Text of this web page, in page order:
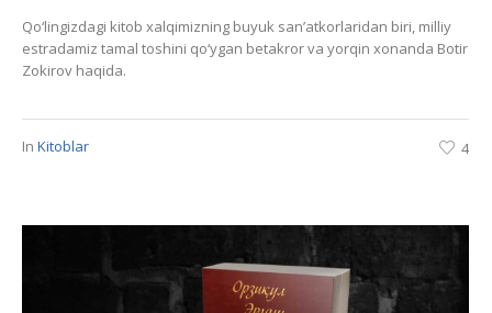
Qo‘lingizdagi kitob xalqimizning buyuk san’atkorlaridan biri, milliy
estradamiz tamal toshini qo‘ygan betakror va yorqin xonanda Botir
Zokirov haqida.
In Kitoblar 4